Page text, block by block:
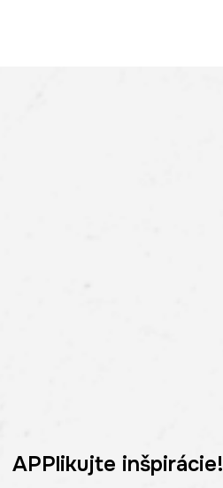
APPlikujte inšpirácie!